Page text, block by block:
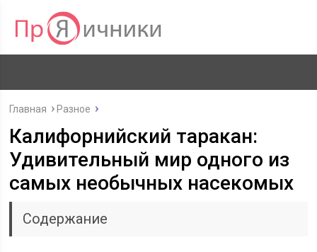
Главная Разное
Калифорнийский таракан:
Удивительный мир одного из
самых необычных насекомых
Содержание